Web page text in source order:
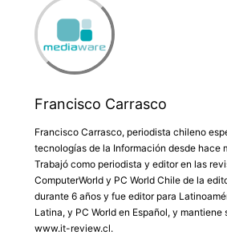
Francisco Carrasco
Francisco Carrasco, periodista chileno
tecnologías de la Información desde hace
Trabajó como periodista y editor en las
ComputerWorld y PC World Chile de la
durante 6 años y fue editor para
Latina, y PC World en Español, y mantiene
www.it-review.cl.